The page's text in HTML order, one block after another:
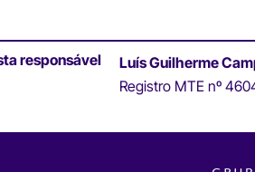
responsável
Luís Guilherme
Registro MTE nº